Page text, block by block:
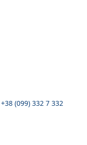
+38 (099) 332 7 332